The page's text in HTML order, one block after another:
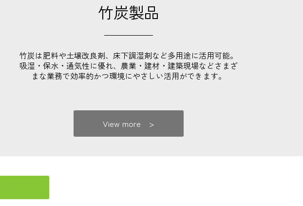
竹炭製品
竹炭は肥料や土壌改良剤、床下調湿剤など多用途に活用可能。
吸湿・保水・通気性に優れ、農業・建材・建築現場などさまざ
まな業務で効率的かつ環境にやさしい活用ができます。
View more >